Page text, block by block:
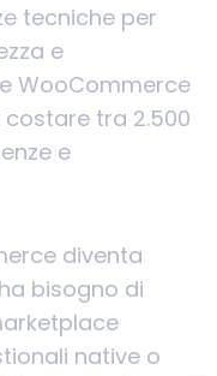
tecniche per
e
WooCommerce
tra 2.500
e
diventa
bisogno di
native o